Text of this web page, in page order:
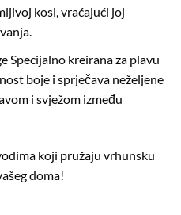
kosi, vraćajući joj
Specijalno kreirana za plavu
boje i sprječava neželjene
i svježom između
koji pružaju vrhunsku
doma!